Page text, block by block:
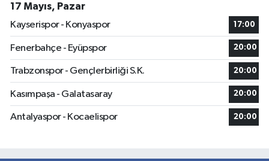
17 Mayıs, Pazar
Kayserispor - Konyaspor
17:00
Fenerbahçe - Eyüpspor 20:00
Trabzonspor - Gençlerbirliği S.K. 20:00
Kasımpaşa - Galatasaray 20:00
Antalyaspor - Kocaelispor 20:00